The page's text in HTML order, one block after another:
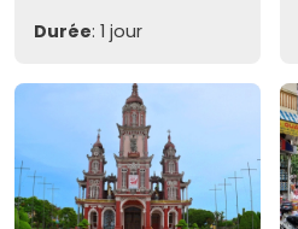
Durée: 1 jour